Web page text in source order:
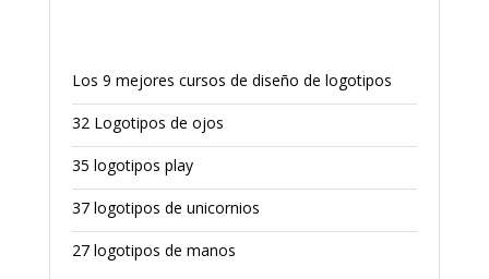
Los 9 mejores cursos de diseño de logotipos
32 Logotipos de ojos
35 logotipos play
37 logotipos de unicornios
27 logotipos de manos